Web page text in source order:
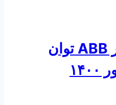
الکتروموتور ABB توان